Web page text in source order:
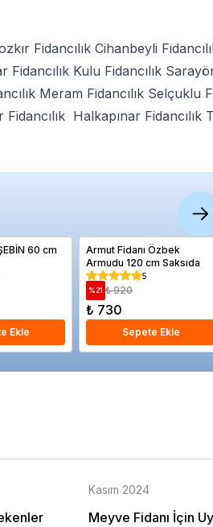
Fidancılık Cihanbeyli
Fidancılık Kulu Fidancılık
Meram Fidancılık Selçuklu
Fidancılık Halkapınar Fidancılık
60 cm
Ekle
Armut Fidanı Özbek
Armudu 120 cm Saksıda
5
%21 ₺ 920
₺ 730
Sepete Ekle
Kasım 2024
Meyve Fidanı İçin